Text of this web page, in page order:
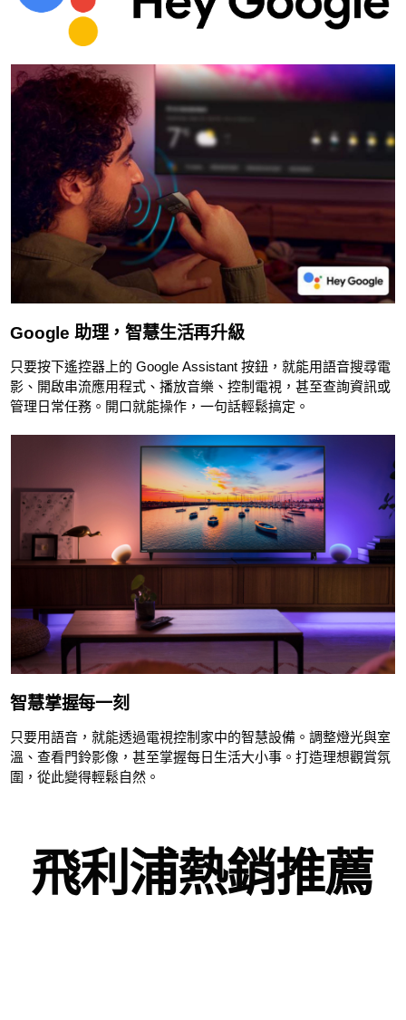
Google 助理，智慧生活再升級
只要按下遙控器上的 Google Assistant 按鈕，就能用語音搜尋電
影、開啟串流應用程式、播放音樂、控制電視，甚至查詢資訊或
管理日常任務。開口就能操作，一句話輕鬆搞定。
智慧掌握每一刻
只要用語音，就能透過電視控制家中的智慧設備。調整燈光與室
溫、查看門鈴影像，甚至掌握每日生活大小事。打造理想觀賞氛
圍，從此變得輕鬆自然。
飛利浦熱銷推薦